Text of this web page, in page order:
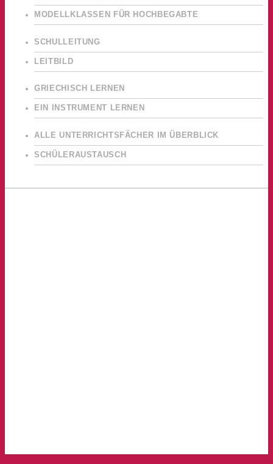
MODELLKLASSEN FÜR HOCHBEGABTE
SCHULLEITUNG
LEITBILD
GRIECHISCH LERNEN
EIN INSTRUMENT LERNEN
ALLE UNTERRICHTSFÄCHER IM ÜBERBLICK
SCHÜLERAUSTAUSCH